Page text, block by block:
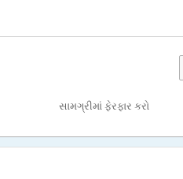
સામગ્રીમાં ફેરફાર કરો